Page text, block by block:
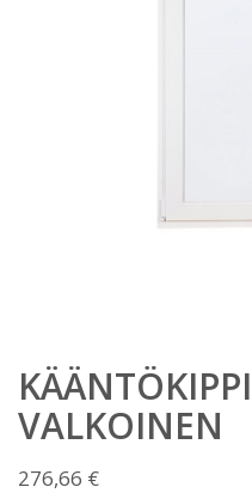
VALKOINEN
276,66 €